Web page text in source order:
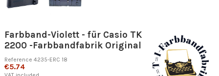
Farbband-Violett - für Casio TK
2200 -Farbbandfabrik Original
Reference 4235-ERC 18
€5.74